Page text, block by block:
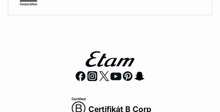
Certifikát B Corp